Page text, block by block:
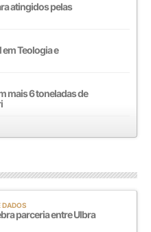
atingidos pelas
Teologia e
mais 6 toneladas de
DADOS
parceria entre Ulbra